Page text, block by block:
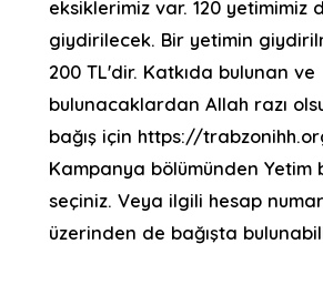
eksiklerimiz var. 120 yetimimiz
giydirilecek. Bir yetimin
200 TL'dir. Katkıda bulunan ve
bulunacaklardan Allah razı
bağış için https://
Kampanya bölümünden Yetim
seçiniz. Veya ilgili hesap
üzerinden de bağışta